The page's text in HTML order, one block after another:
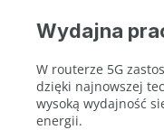
Wydajna
W routerze 5G
dzięki najnowszej
wysoką wydajność
energii.